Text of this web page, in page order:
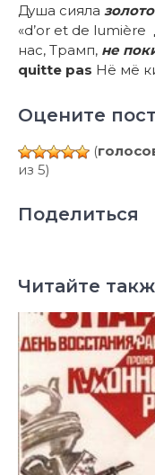
Душа сияла
«d’or et de
нас, Трамп, не
quitte pas Нё мё
Оцените пост
(
из 5)
Поделиться
Читайте